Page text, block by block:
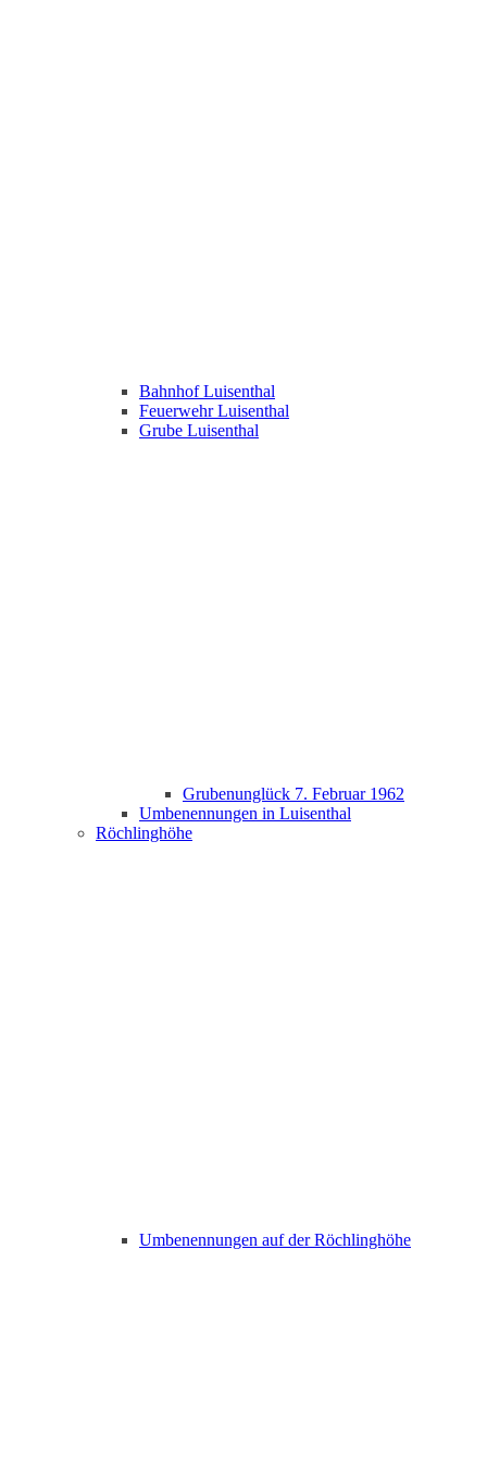
Bahnhof Luisenthal
Feuerwehr Luisenthal
Grube Luisenthal
Grubenunglück 7. Februar 1962
Umbenennungen in Luisenthal
Röchlinghöhe
Umbenennungen auf der Röchlinghöhe